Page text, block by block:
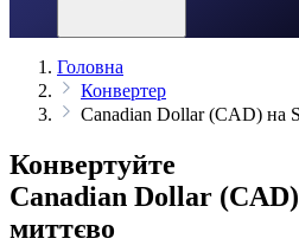
Головна
Конвертер
Canadian Dollar (CAD) на
Конвертуйте
Canadian Dollar
миттєво